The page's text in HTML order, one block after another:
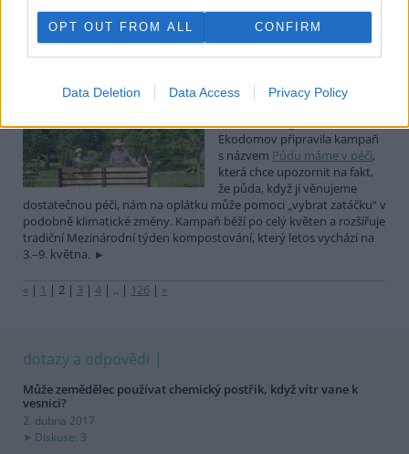
OPT OUT FROM ALL CONFIRM
Data Deletion Data Access Privacy Policy
Věnujme půdě dostatečnou péči, třiďme bioodpad a
4.5.2026 | PRAHA (Ekolist.cz
)
Nezisková organizace
Ekodomov připravila kampaň
s názvem Půdu máme v péči,
která chce upozornit na fakt,
že půda, když jí věnujeme
dostatečnou péči, nám na oplátku může pomoci „vybrat zatáčku“ v
podobně klimatické změny. Kampaň běží po celý květen a rozšířuje
tradiční Mezinárodní týden kompostování, který letos vychází na
3.–9. května.
« | 1 | 2 | 3 | 4 | .. | 126 | »
dotazy a odpovědi
Může zemědělec používat chemický postřik, když vítr vane k
vesnici?
2. dubna 2017
Diskuse: 3